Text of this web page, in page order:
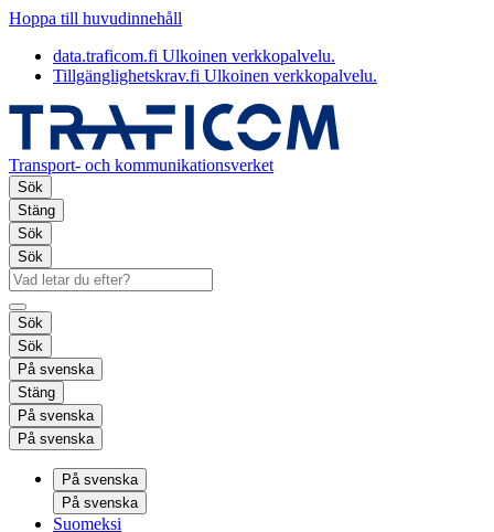
Hoppa till huvudinnehåll
data.traficom.fi Ulkoinen verkkopalvelu.
Tillgänglighetskrav.fi Ulkoinen verkkopalvelu.
Transport- och kommunikationsverket
Sök
Stäng
Sök
Sök
Sök
Sök
På svenska
Stäng
På svenska
På svenska
På svenska
På svenska
Suomeksi